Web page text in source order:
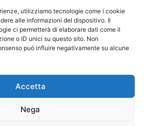
utilizziamo tecnologie come i cookie
alle informazioni del dispositivo. Il
ci permetterà di elaborare dati come il
o ID unici su questo sito. Non
può influire negativamente su alcune
Accetta
Nega